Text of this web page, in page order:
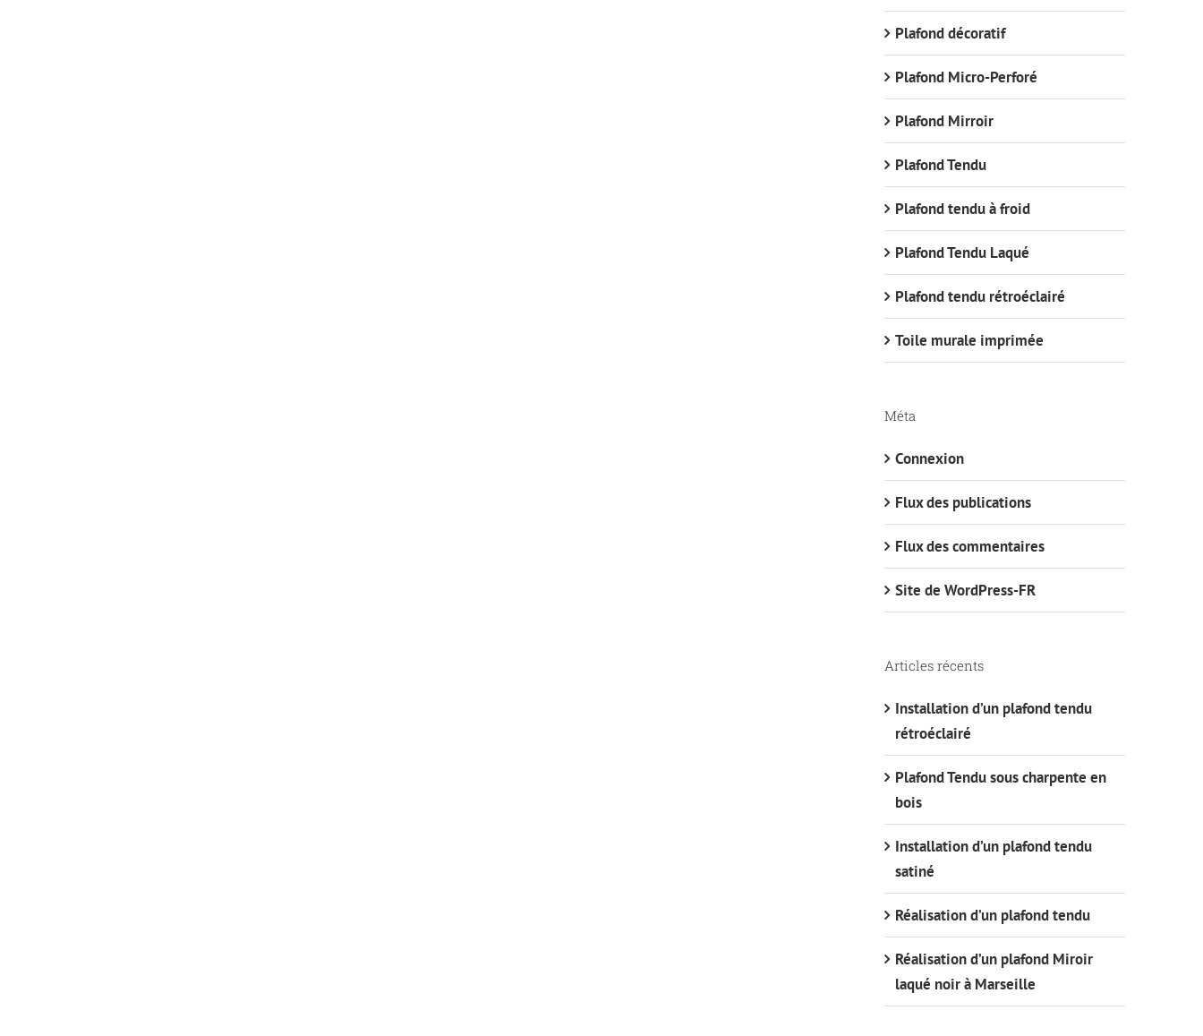
Plafond décoratif
Plafond Micro-Perforé
Plafond Mirroir
Plafond Tendu
Plafond tendu à froid
Plafond Tendu Laqué
Plafond tendu rétroéclairé
Toile murale imprimée
Méta
Connexion
Flux des publications
Flux des commentaires
Site de WordPress-FR
Articles récents
Installation d’un plafond tendu
rétroéclairé
Plafond Tendu sous charpente en
bois
Installation d’un plafond tendu
satiné
Réalisation d’un plafond tendu
Réalisation d’un plafond Miroir
laqué noir à Marseille